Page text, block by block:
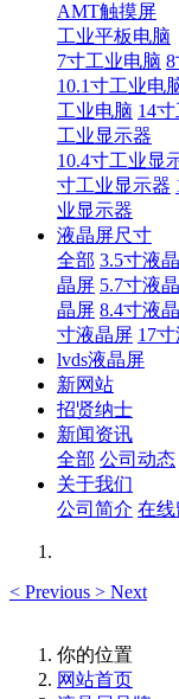
AMT触摸屏
工业平板电脑
7寸工业电脑
10.1寸工业电
工业电脑 14
工业显示器
10.4寸工业显
寸工业显示器
业显示器
液晶屏尺寸
全部 3.5寸液
晶屏 5.7寸液
晶屏 8.4寸液
寸液晶屏 17
lvds液晶屏
新网站
招贤纳士
新闻资讯
全部 公司动态
关于我们
公司简介 在
< Previous > Next
你的位置
网站首页